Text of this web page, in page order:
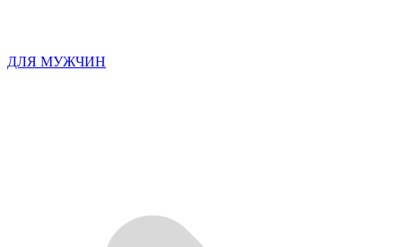
ДЛЯ МУЖЧИН